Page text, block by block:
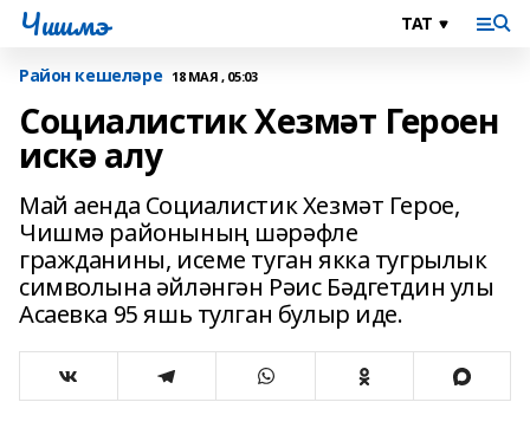
Чишмэ
Район кешеләре 18 МАЯ , 05:03
Социалистик Хезмәт Героен
искә алу
Май аенда Социалистик Хезмәт Герое,
Чишмә районының шәрәфле
гражданины, исеме туган якка тугрылык
символына әйләнгән Рәис Бәдгетдин улы
Асаевка 95 яшь тулган булыр иде.